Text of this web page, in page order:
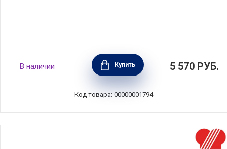
Крышка стеклянная 28х28см, AMT
Gastroguss, Германия, AMTE28
В наличии Купить 5 570 РУБ.
Код товара: 00000001794